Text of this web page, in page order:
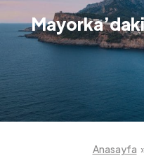
Anasayfa